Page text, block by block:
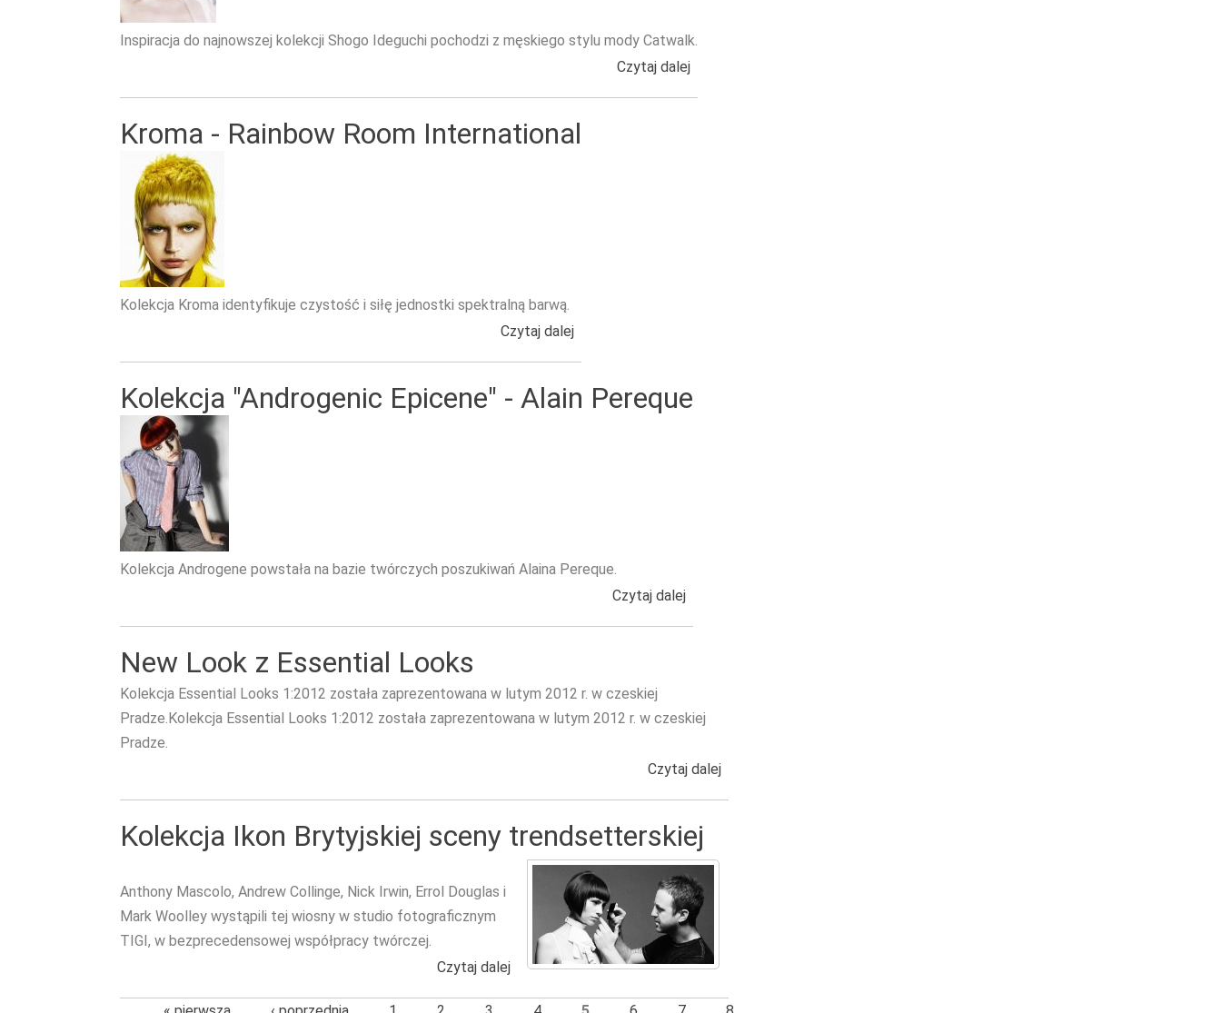
Inspiracja do najnowszej kolekcji Shogo Ideguchi pochodzi z męskiego stylu mody Catwalk.
Czytaj dalej
Kroma - Rainbow Room International
Kolekcja Kroma identyfikuje czystość i siłę jednostki spektralną barwą.
Czytaj dalej
Kolekcja "Androgenic Epicene" - Alain Pereque
Kolekcja Androgene powstała na bazie twórczych poszukiwań Alaina Pereque.
Czytaj dalej
New Look z Essential Looks
Kolekcja Essential Looks 1:2012 została zaprezentowana w lutym 2012 r. w czeskiej
Pradze.Kolekcja Essential Looks 1:2012 została zaprezentowana w lutym 2012 r. w czeskiej
Pradze.
Czytaj dalej
Kolekcja Ikon Brytyjskiej sceny trendsetterskiej
Anthony Mascolo, Andrew Collinge, Nick Irwin, Errol Douglas i
Mark Woolley wystąpili tej wiosny w studio fotograficznym
TIGI, w bezprecedensowej współpracy twórczej.
Czytaj dalej wpis Kolekcja Ikon Brytyjskiej sceny trendsetterskiej